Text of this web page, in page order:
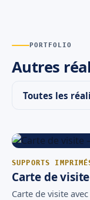
PORTFOLIO
Autres
Toutes les
SUPPORTS
Carte de
Carte de visite